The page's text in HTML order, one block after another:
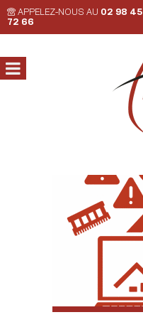
APPELEZ-NOUS AU 02 98 45
72 66